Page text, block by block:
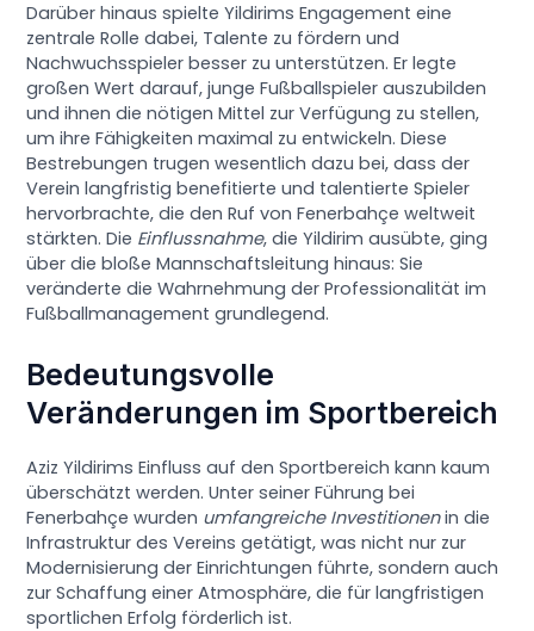
Darüber hinaus spielte Yildirims Engagement eine
zentrale Rolle dabei, Talente zu fördern und
Nachwuchsspieler besser zu unterstützen. Er legte
großen Wert darauf, junge Fußballspieler auszubilden
und ihnen die nötigen Mittel zur Verfügung zu stellen,
um ihre Fähigkeiten maximal zu entwickeln. Diese
Bestrebungen trugen wesentlich dazu bei, dass der
Verein langfristig benefitierte und talentierte Spieler
hervorbrachte, die den Ruf von Fenerbahçe weltweit
stärkten. Die Einflussnahme, die Yildirim ausübte, ging
über die bloße Mannschaftsleitung hinaus: Sie
veränderte die Wahrnehmung der Professionalität im
Fußballmanagement grundlegend.
Bedeutungsvolle
Veränderungen im Sportbereich
Aziz Yildirims Einfluss auf den Sportbereich kann kaum
überschätzt werden. Unter seiner Führung bei
Fenerbahçe wurden umfangreiche Investitionenin die
Infrastruktur des Vereins getätigt, was nicht nur zur
Modernisierung der Einrichtungen führte, sondern auch
zur Schaffung einer Atmosphäre, die für langfristigen
sportlichen Erfolg förderlich ist.